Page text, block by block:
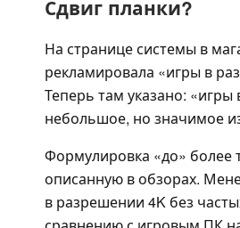
Сдвиг планки?
На странице системы в
рекламировала «игры в
Теперь там указано:
небольшое, но значимое
Формулировка «до» более
описанную в обзорах.
в разрешении 4K без